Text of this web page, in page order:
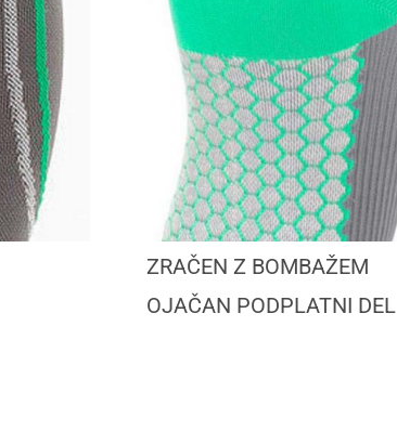
ZRAČEN Z BOMBAŽEM
OJAČAN PODPLATNI DEL